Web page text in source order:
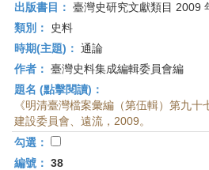
出版書目： 臺灣史研究文獻類目 2009
類別：
史料
時期(主題)： 通論
作者： 臺灣史料集成編輯委員會編
題名 (點擊閱讀)：
《明清臺灣檔案彙編（第伍輯）第九
建設委員會、遠流，2009。
勾選：
編號： 38